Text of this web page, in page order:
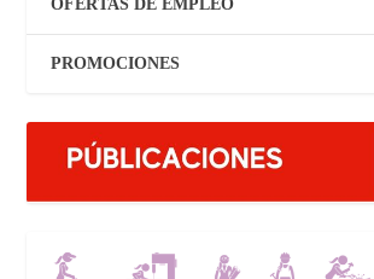
OFERTAS DE EMPLEO
PROMOCIONES